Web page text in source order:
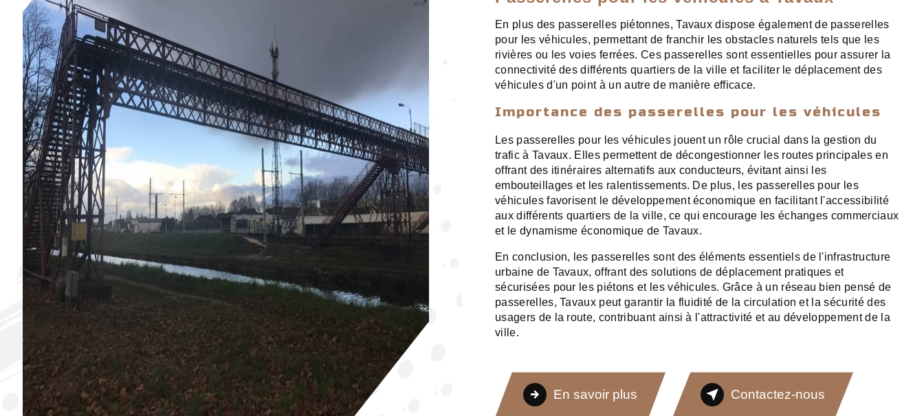
En plus des passerelles piétonnes, Tavaux dispose également de passerelles
pour les véhicules, permettant de franchir les obstacles naturels tels que les
rivières ou les voies ferrées. Ces passerelles sont essentielles pour assurer la
connectivité des différents quartiers de la ville et faciliter le déplacement des
véhicules d'un point à un autre de manière efficace.
Importance des passerelles pour les véhicules
Les passerelles pour les véhicules jouent un rôle crucial dans la gestion du
trafic à Tavaux. Elles permettent de décongestionner les routes principales en
offrant des itinéraires alternatifs aux conducteurs, évitant ainsi les
embouteillages et les ralentissements. De plus, les passerelles pour les
véhicules favorisent le développement économique en facilitant l'accessibilité
aux différents quartiers de la ville, ce qui encourage les échanges commerciaux
et le dynamisme économique de Tavaux.
En conclusion, les passerelles sont des éléments essentiels de l'infrastructure
urbaine de Tavaux, offrant des solutions de déplacement pratiques et
sécurisées pour les piétons et les véhicules. Grâce à un réseau bien pensé de
passerelles, Tavaux peut garantir la fluidité de la circulation et la sécurité des
usagers de la route, contribuant ainsi à l'attractivité et au développement de la
ville.
En savoir plus Contactez-nous